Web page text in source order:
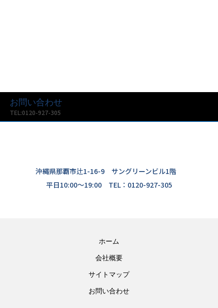
お問い合わせ
TEL:0120-927-305
沖縄県那覇市辻1-16-9 サングリーンビル1階
平日10:00〜19:00 TEL：0120-927-305
ホーム
会社概要
サイトマップ
お問い合わせ